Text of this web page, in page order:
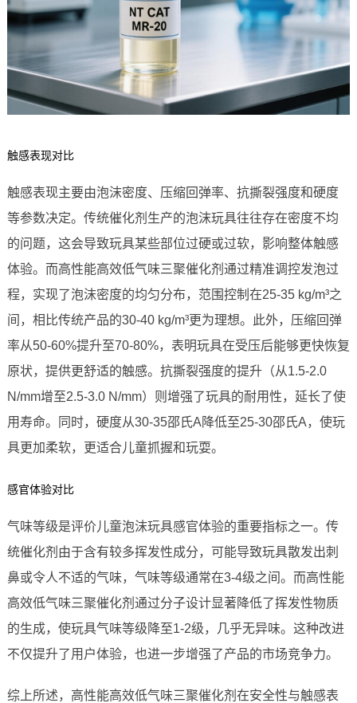
触感表现对比
触感表现主要由泡沫密度、压缩回弹率、抗撕裂强度和硬度
等参数决定。传统催化剂生产的泡沫玩具往往存在密度不均
的问题，这会导致玩具某些部位过硬或过软，影响整体触感
体验。而高性能高效低气味三聚催化剂通过精准调控发泡过
程，实现了泡沫密度的均匀分布，范围控制在25-35 kg/m³之
间，相比传统产品的30-40 kg/m³更为理想。此外，压缩回弹
率从50-60%提升至70-80%，表明玩具在受压后能够更快恢复
原状，提供更舒适的触感。抗撕裂强度的提升（从1.5-2.0
N/mm增至2.5-3.0 N/mm）则增强了玩具的耐用性，延长了使
用寿命。同时，硬度从30-35邵氏A降低至25-30邵氏A，使玩
具更加柔软，更适合儿童抓握和玩耍。
感官体验对比
气味等级是评价儿童泡沫玩具感官体验的重要指标之一。传
统催化剂由于含有较多挥发性成分，可能导致玩具散发出刺
鼻或令人不适的气味，气味等级通常在3-4级之间。而高性能
高效低气味三聚催化剂通过分子设计显著降低了挥发性物质
的生成，使玩具气味等级降至1-2级，几乎无异味。这种改进
不仅提升了用户体验，也进一步增强了产品的市场竞争力。
综上所述，高性能高效低气味三聚催化剂在安全性与触感表